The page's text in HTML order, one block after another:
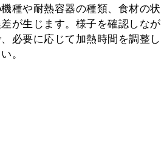
種や耐熱容器の種類、食材の状
が生じます。様子を確認しなが
必要に応じて加熱時間を調整し
。